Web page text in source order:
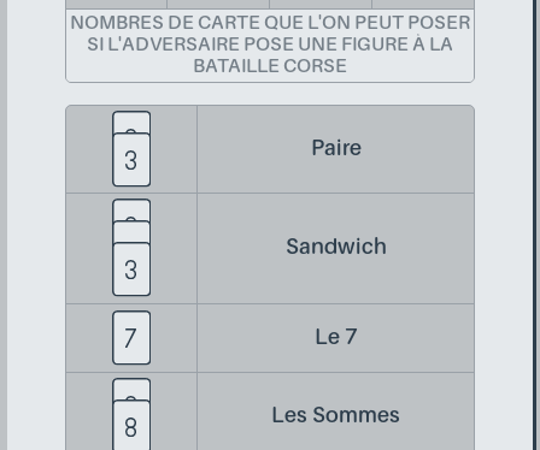
NOMBRES DE CARTE QUE L'ON PEUT POSER
SI L'ADVERSAIRE POSE UNE FIGURE À LA
BATAILLE CORSE
Paire
Sandwich
Le 7
Les Sommes